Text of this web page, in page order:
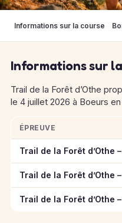
Informations sur la course
Informations sur
Trail de la Forêt d’Othe
le 4 juillet 2026 à Boeurs
Informations clés des
ÉPREUVE
Trail de la Forêt d’Othe
Trail de la Forêt d’Othe
Trail de la Forêt d’Othe